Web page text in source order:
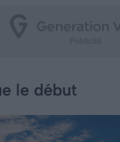
le début